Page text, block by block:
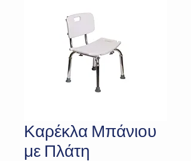
Καρέκλα Μπάνιου
με Πλάτη